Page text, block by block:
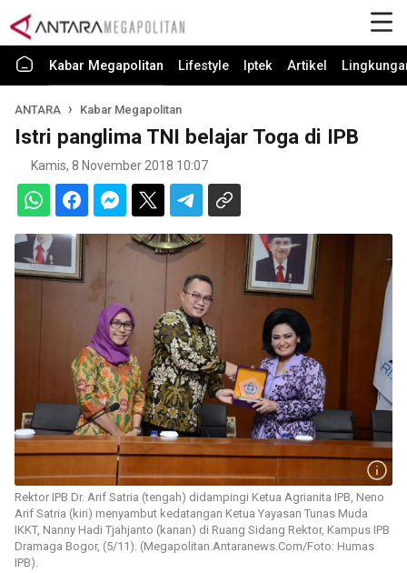
Kabar Megapolitan Lifestyle Iptek Artikel
ANTARA Kabar Megapolitan
Istri panglima TNI belajar Toga di IPB
Kamis, 8 November 2018 10:07
Rektor IPB Dr. Arif Satria (tengah) didampingi Ketua Agrianita IPB, Neno
Arif Satria (kiri) menyambut kedatangan Ketua Yayasan Tunas Muda
IKKT, Nanny Hadi Tjahjanto (kanan) di Ruang Sidang Rektor, Kampus IPB
Dramaga Bogor, (5/11). (Megapolitan.Antaranews.Com/Foto: Humas
IPB).